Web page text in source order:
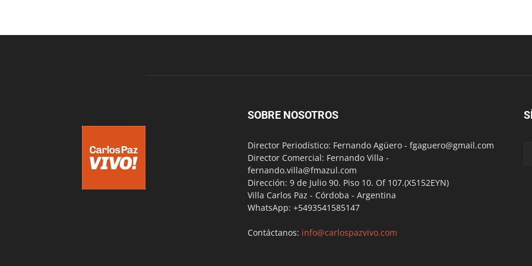
SOBRE NOSOTROS
Director Periodístico: Fernando Agüero - fgaguero@gmail.com
Director Comercial: Fernando Villa -
fernando.villa@fmazul.com
Dirección: 9 de Julio 90. Piso 10. Of 107.(X5152EYN)
Villa Carlos Paz - Córdoba - Argentina
WhatsApp: +5493541585147
Contáctanos: info@carlospazvivo.com